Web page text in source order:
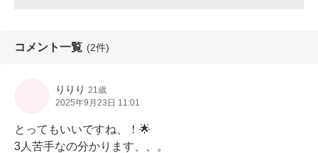
コメント一覧 (2件)
りりり 21歳
2025年9月23日 11:01
とってもいいですね、！🌟
3人苦手なの分かります、、。